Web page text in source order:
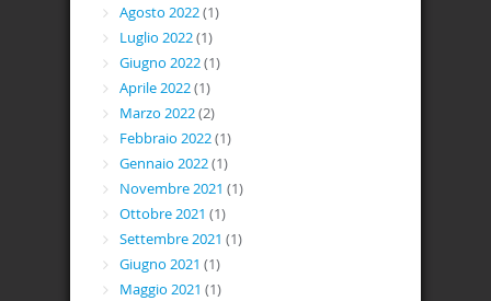
Agosto 2022(1)
Luglio 2022(1)
Giugno 2022(1)
Aprile 2022(1)
Marzo 2022(2)
Febbraio 2022(1)
Gennaio 2022(1)
Novembre 2021 (1)
Ottobre 2021 (1)
Settembre 2021 (1)
Giugno 2021 (1)
Maggio 2021 (1)